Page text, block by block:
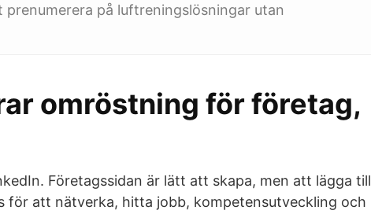
på luftreningslösningar utan
omröstning för företag,
Företagssidan är lätt att skapa, men att lägga till
för att nätverka, hitta jobb, kompetensutveckling och